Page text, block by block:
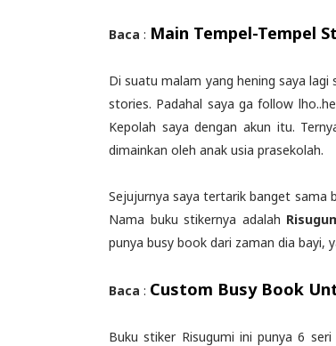
Baca : Main Tempel-Tempel
Di suatu malam yang hening saya
stories. Padahal saya ga follow
Kepolah saya dengan akun itu.
dimainkan oleh anak usia prasekolah.
Sejujurnya saya tertarik banget sama
Nama buku stikernya adalah
punya busy book dari zaman dia bayi,
Baca : Custom Busy Book
Buku stiker Risugumi ini punya 6